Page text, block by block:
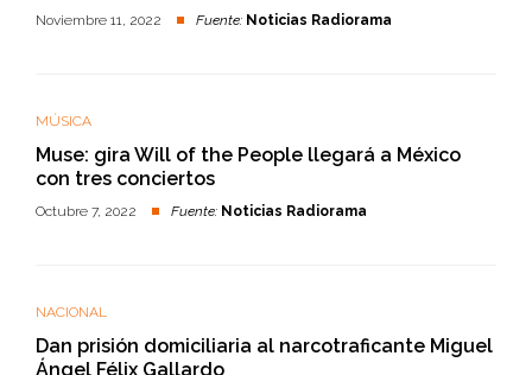
Noviembre 11, 2022 Fuente: Noticias Radiorama
MÚSICA
Muse: gira Will of the People llegará a México
con tres conciertos
Octubre 7, 2022 Fuente: Noticias Radiorama
NACIONAL
Dan prisión domiciliaria al narcotraficante Miguel
Ángel Félix Gallardo